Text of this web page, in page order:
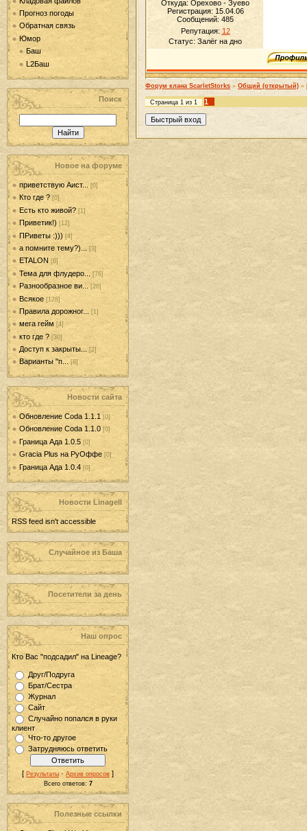
Прогноз погоды
Обратная связь
Юмор
Баш
L2Баш
Поиск
Новое на форуме
приветствую Аист... [0]
Кто где ? [0]
Есть кто живой? [1]
Приветик!) [12]
ПРиветы :))) [4]
а помните тему?)... [3]
ETALON [6]
Тема для флудеро... [76]
Разнообразное ви... [26]
Всякое [128]
Правила дорожног... [1]
мега гейм [4]
кто где ? [30]
Доступ к закрыты... [2]
Варианты "п... [8]
Новости сайта
Обновление Coda 1.1.1 [0]
Обновление Coda 1.1.0 [0]
Граница Ада 1.0.5 [0]
Gracia Plus на РуОффе [0]
Граница Ада 1.0.4 [0]
Новости LinageII
RSS feed isn't accessible
Случайное из Баша
Посетители за день
Наш опрос
Кто Вас "подсадил" на Lineage?
Друг/Подруга
Брат/Сестра
Журнал
Сайт
Случайно попался в руки
клиент
Что-то другое
Затрудняюсь ответить
[ Результаты · Архив опросов ]
Всего ответов: 7
Полезные ссылки
Откуда: Орехово - Зуево
Регистрация: 15.04.06
Сообщений: 485
Репутация: 12
Статус: Залёг на дно
Форум клана ScarletStorks » Общий (открытый) »
Страница 1 из 1 1